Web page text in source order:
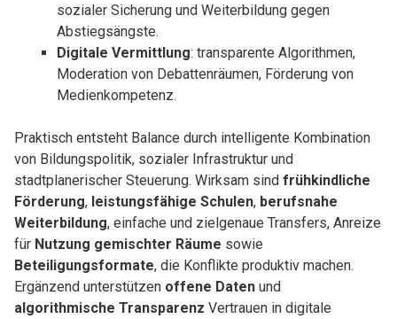
sozialer Sicherung und Weiterbildung gegen
Abstiegsängste.
Digitale Vermittlung: transparente Algorithmen,
Moderation von Debattenräumen, Förderung von
Medienkompetenz.
Praktisch entsteht Balance durch intelligente Kombination
von Bildungspolitik, sozialer Infrastruktur und
stadtplanerischer Steuerung. Wirksam sind frühkindliche
Förderung, leistungsfähige Schulen, berufsnahe
Weiterbildung, einfache und zielgenaue Transfers, Anreize
für Nutzung gemischter Räume sowie
Beteiligungsformate, die Konflikte produktiv machen.
Ergänzend unterstützen offene Datenund
algorithmische Transparenz Vertrauen in digitale